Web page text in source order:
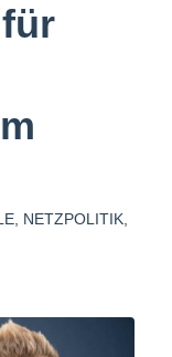
, NETZPOLITIK,